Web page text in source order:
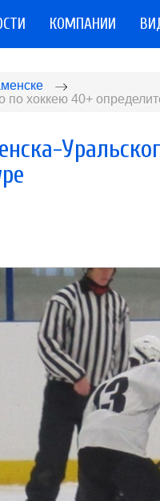
КОМПАНИИ
по хоккею 40+